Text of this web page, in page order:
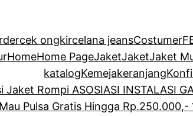
cek ongkircelana jeansCostumer
HomeHome PageJaketJaketJaket
katalogKemejakeranjang
Jaket Rompi ASOSIASI INSTALASI
Mau Pulsa Gratis Hingga Rp.250.000,-